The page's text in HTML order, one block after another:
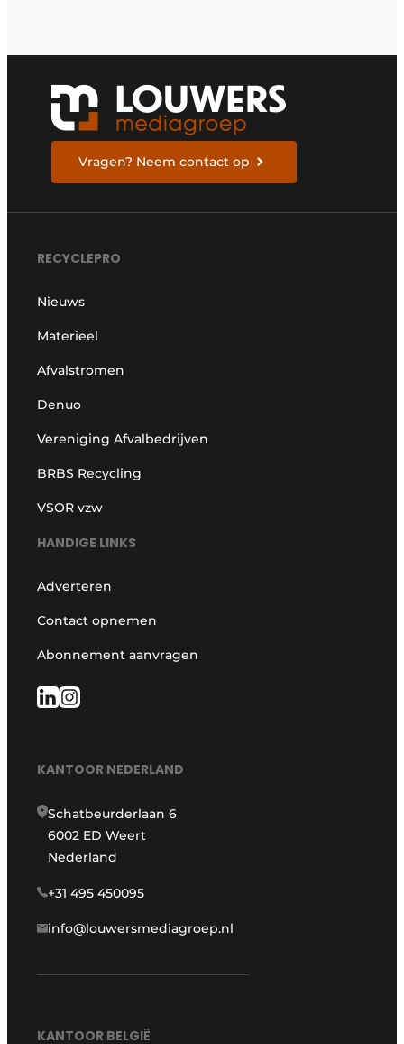
Vragen? Neem contact op
RECYCLEPRO
Nieuws
Materieel
Afvalstromen
Denuo
Vereniging Afvalbedrijven
BRBS Recycling
VSOR vzw
HANDIGE LINKS
Adverteren
Contact opnemen
Abonnement aanvragen
KANTOOR NEDERLAND
Schatbeurderlaan 6
6002 ED Weert
Nederland
+31 495 450095
info@louwersmediagroep.nl
KANTOOR BELGIË